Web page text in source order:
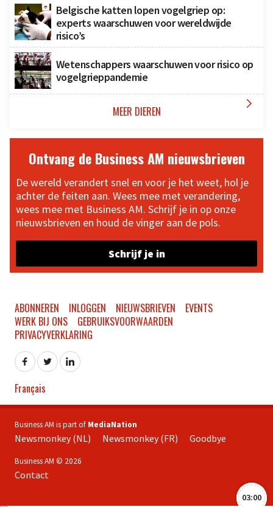
Belgische katten lopen vogelgriep op:
experts waarschuwen voor wereldwijde
risico’s
Wetenschappers waarschuwen voor risico op
vogelgrieppandemie
MEER DIEREN 
Ontvang de Business AM nieuwsbrieven
De wereld verandert snel en voor je het weet, hol je
achter de feiten aan. Wees mee met verandering,
wees mee met Business AM. Schrijf je in op onze
nieuwsbrieven en houd de vinger aan de pols.
Schrijf je in
03:00
ABONNEREN INLOGGEN NIEUWSBRIEVEN
EVENTS
WERK BIJ ONS
GEBRUIKSVOORWAARDEN
PRIVACYVERKLARING
Français
Business AM is part of MediaNation
Newsmonkey (NL) Newsmonkey (FR) Goodbye
Business AM © 2026
Contact